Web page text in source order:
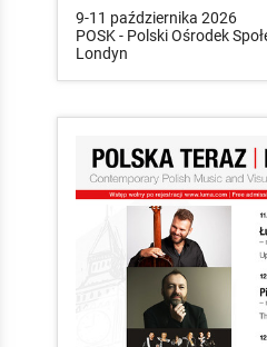
9-11 października 2026
POSK - Polski Ośrodek
Londyn